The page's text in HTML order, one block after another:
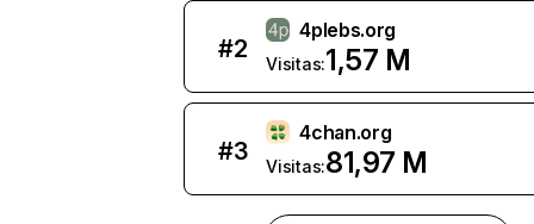
#2
4plebs.org
Visitas:1,57 M
#3
4chan.org
Visitas:81,97 M